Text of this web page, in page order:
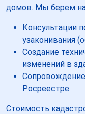
домов. Мы берем
Консультации
узаконивания
Создание
изменений в
Росреестре.
Стоимость